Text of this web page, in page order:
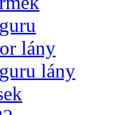
lány
lány